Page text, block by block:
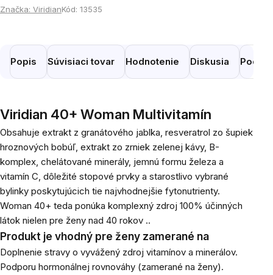
Značka: ViridianKód: 13535
Popis Súvisiaci tovar Hodnotenie Diskusia
Viridian 40+ Woman Multivitamín
Obsahuje extrakt z granátového jablka, resveratrol zo šupiek
hroznových bobúľ, extrakt zo zrniek zelenej kávy, B-
komplex, chelátované minerály, jemnú formu železa a
vitamín C, dôležité stopové prvky a starostlivo vybrané
bylinky poskytujúcich tie najvhodnejšie fytonutrienty.
Woman 40+ teda ponúka komplexný zdroj 100% účinných
látok nielen pre ženy nad 40 rokov ..
Produkt je vhodný pre ženy zamerané na
Doplnenie stravy o vyvážený zdroj vitamínov a minerálov.
Podporu hormonálnej rovnováhy (zamerané na ženy).